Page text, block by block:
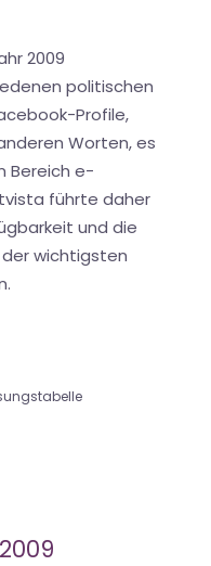
2009
politischen
Profile,
Worten, es
Bereich e-
führte daher
und die
wichtigsten